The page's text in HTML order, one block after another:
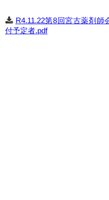
R4.11.22第8回宮古薬剤
付予定者.pdf